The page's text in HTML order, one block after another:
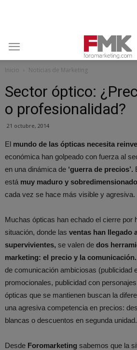
Inicio Noticias de Marketing
Sector óptico:
o profesionalidad?
21 octubre, 2014
El mundo de las ópticas necesita
económica han golpeado con fuerza al
en una dinámica de ‘guerra de precios’.
está muy maduro y sobredimensionado
cada vez se hace más visible y agresiva.
Muchas ópticas han echado el cierre por
situación, donde las ventas han llegado
supervivientes, se valen de dos
marketing: el precio y la comunicación.
de comunicación ambiciosas (publicidad
promocionales, publicidad con
ópticas que se mantienen buscan la
una agresiva competencia en precios:
blancas o descuentos en segunda unidad.
Desde Foromarketing sabemos que la